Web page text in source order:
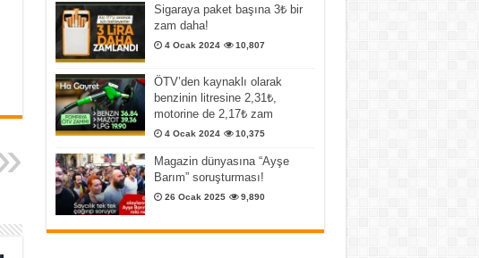
Sigaraya paket başına 3₺ bir
zam daha!
4 Ocak 2024 10,807
ÖTV’den kaynaklı olarak
benzinin litresine 2,31₺,
motorine de 2,17₺ zam
4 Ocak 2024 10,375
Magazin dünyasına “Ayşe
Barım” soruşturması!
26 Ocak 2025 9,890